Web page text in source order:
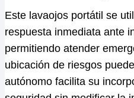
Este lavaojos portátil se
respuesta inmediata ante
permitiendo atender
ubicación de riesgos
autónomo facilita su